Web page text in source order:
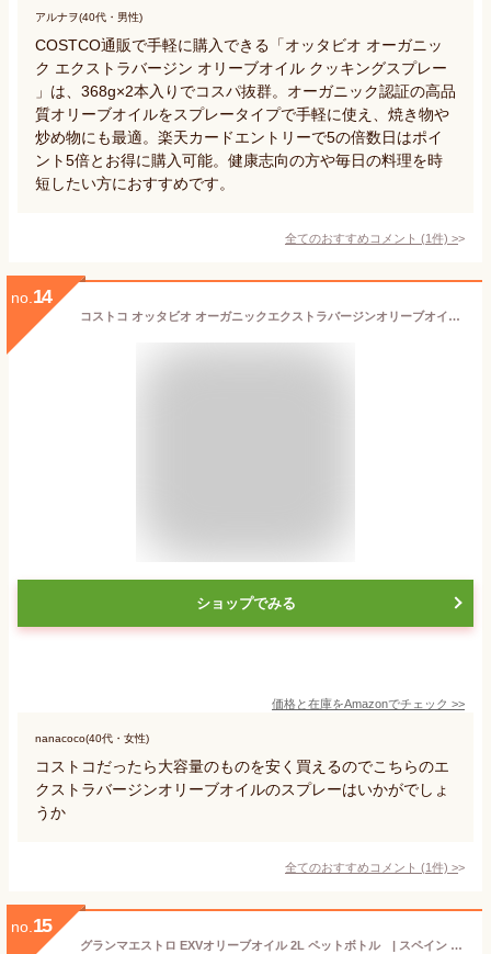
アルナヲ(40代・男性)
COSTCO通販で手軽に購入できる「オッタビオ オーガニッ
ク エクストラバージン オリーブオイル クッキングスプレー
」は、368g×2本入りでコスパ抜群。オーガニック認証の高品
質オリーブオイルをスプレータイプで手軽に使え、焼き物や
炒め物にも最適。楽天カードエントリーで5の倍数日はポイ
ント5倍とお得に購入可能。健康志向の方や毎日の料理を時
短したい方におすすめです。
全てのおすすめコメント (1件) >
no. 14
コストコ オッタビオ オーガニックエクストラバージンオリーブオイル スプレーCOSTOCO 368g x 2本 + lollolマイクロファイバークロス(商標登録済)
ショップでみる
価格と在庫をAmazonでチェック >>
nanacoco(40代・女性)
コストコだったら大容量のものを安く買えるのでこちらのエ
クストラバージンオリーブオイルのスプレーはいかがでしょ
うか
全てのおすすめコメント (1件) >
no. 15
グランマエストロ EXVオリーブオイル 2L ペットボトル | スペイン エクストラヴァージン 業務用 大容量 お得 たっぷり 揚げ物 フライ ドレッシング